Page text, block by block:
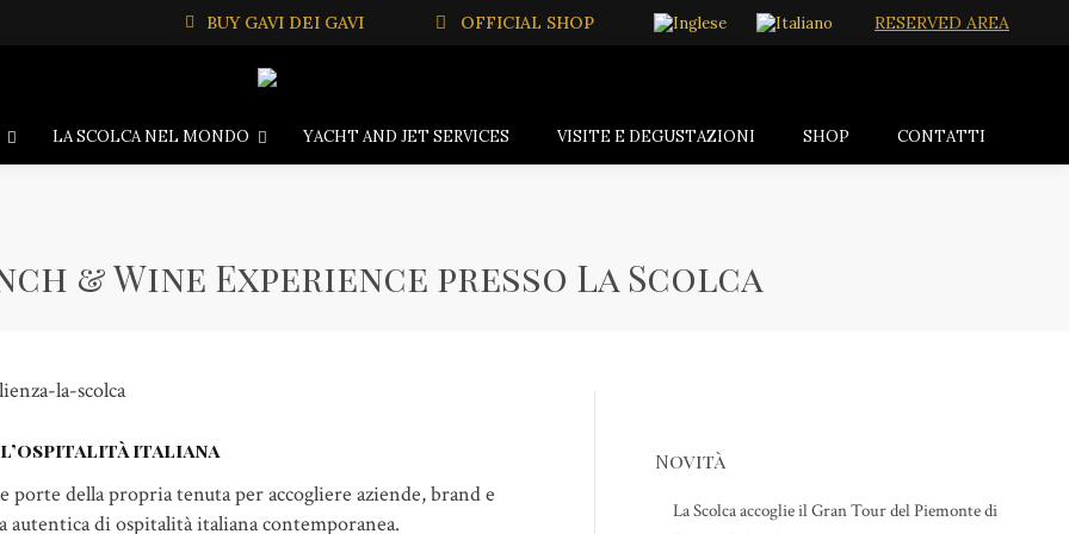
BUY GAVI DEI GAVI OFFICIAL SHOP RESERVED AREA
LA SCOLCA NEL MONDO YACHT AND JET SERVICES VISITE E DEGUSTAZIONI SHOP CONTATTI
& Wine Experience presso La Scolca
italiana
porte della propria tenuta per accogliere aziende, brand e
autentica di ospitalità italiana contemporanea.
Novità
La Scolca accoglie il Gran Tour del Piemonte di